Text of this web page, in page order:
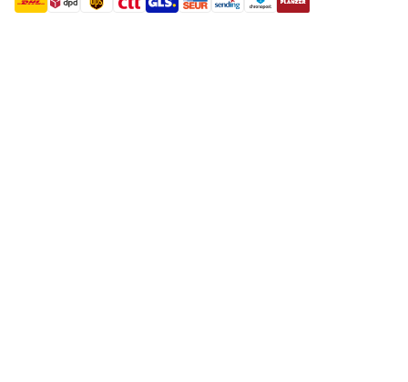
shipment methods